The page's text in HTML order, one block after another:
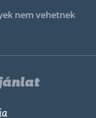
nem vehetnek